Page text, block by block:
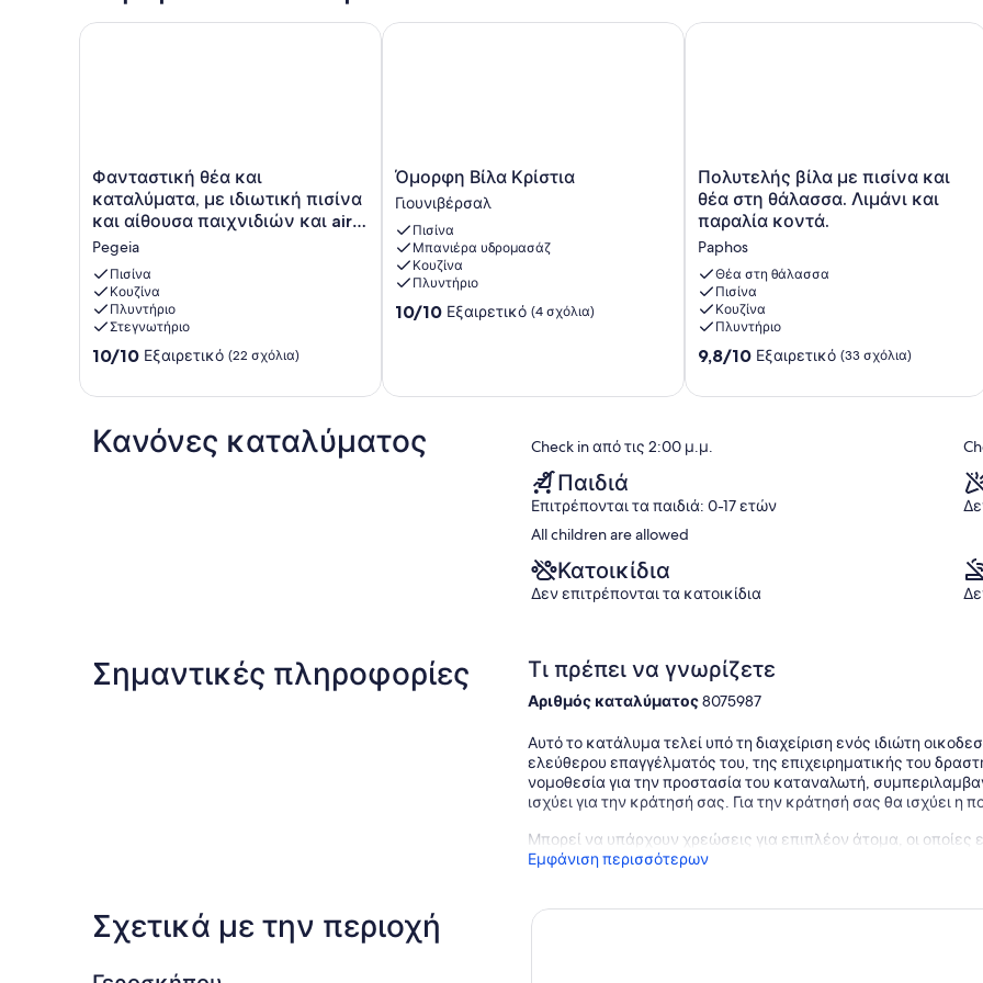
Φανταστική
θέα
και
καταλύματα,
με
ιδιωτική
πισίνα
και
αίθουσα
παιχνιδιών
air
Pegeia
Φανταστική θέα και
καταλύματα, με ιδιωτική πισίνα
και αίθουσα παιχνιδιών και air
con
Pegeia
Πισίνα
Κουζίνα
Πλυντήριο
Στεγνωτήριο
10.0
10,
(22
σχόλια)
10/10 Εξαιρετικό (22 σχόλια)
Φανταστική θέα και καταλύματα, με ιδιωτική πισίνα και αίθουσα παιχνιδιών και air con
Όμορφη
Βίλα
Κρίστια
Γιουνιβέρσαλ
Όμορφη Βίλα Κρίστια
Γιουνιβέρσαλ
Πισίνα
Μπανιέρα υδρομασάζ
Κουζίνα
Πλυντήριο
10.0
10/10 Εξαιρετικό (4 σχόλια)
Όμορφη Βίλα Κρίστια
Πολυτελής
βίλα
με
πισίνα
και
θέα
στη
θάλασσα.
Λιμάνι
και
κοντά.
Πολυτελής βίλα με πισίνα και
θέα στη θάλασσα. Λιμάνι και
παραλία κοντά.
Paphos
Θέα στη θάλασσα
Πισίνα
Κουζίνα
Πλυντήριο
9.8
10,
σχόλια)
9,8/10 Εξαιρετικό (33 σχόλια)
Πολυτελής βίλα με πισίνα και θέα
Κανόνες καταλύματος Check in από τις 2:00 μ.μ.
Παιδιά
Επιτρέπονται τα παιδιά: 0-17 ετών
All children are allowed
Κατοικίδια
Δεν επιτρέπονται τα κατοικίδια
Σημαντικές πληροφορίες Τι πρέπει να γνωρίζετε
Αριθμός καταλύματος8075987
Αυτό το κατάλυμα τελεί υπό τη διαχείριση ενός ιδιώτη
ελεύθερου επαγγέλματός του, της επιχειρηματικής του
νομοθεσία για την προστασία του καταναλωτή,
ισχύει για την κράτησή σας. Για την κράτησή σας θα ισχύει η
Μπορεί να υπάρχουν χρεώσεις για επιπλέον άτομα, οι
Εμφάνιση περισσότερων
Σχετικά με την περιοχή